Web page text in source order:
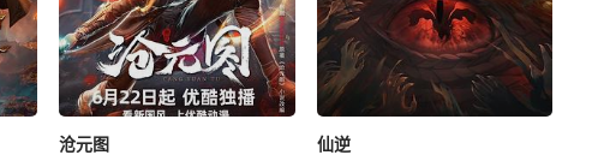
沧元图
仙逆